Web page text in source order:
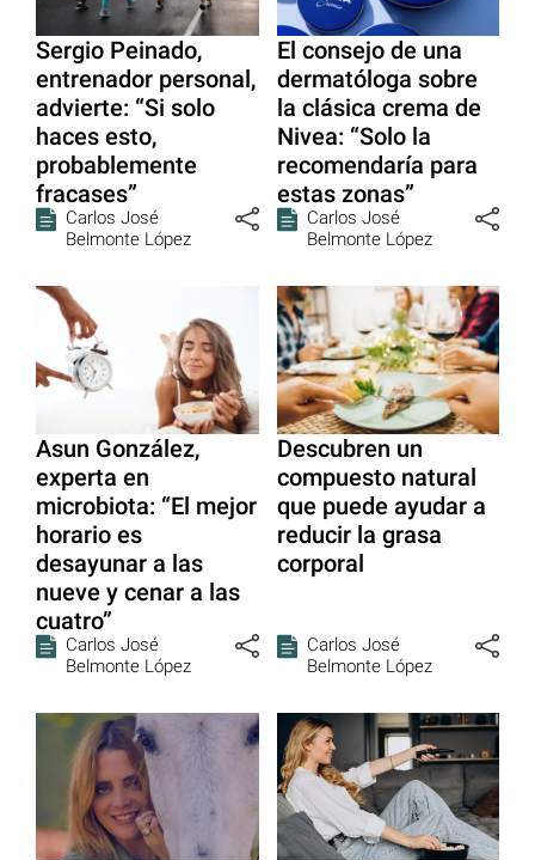
Sergio Peinado,
entrenador personal,
advierte: “Si solo
haces esto,
probablemente
fracases”
Carlos José
Belmonte López
El consejo de una
dermatóloga sobre
la clásica crema de
Nivea: “Solo la
recomendaría para
estas zonas”
Carlos José
Belmonte López
Asun González,
experta en
microbiota: “El mejor
horario es
desayunar a las
nueve y cenar a las
cuatro”
Carlos José
Belmonte López
Descubren un
compuesto natural
que puede ayudar a
reducir la grasa
corporal
Carlos José
Belmonte López